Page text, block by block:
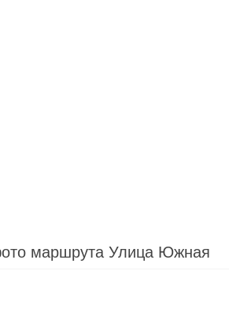
маршрута Улица Южная